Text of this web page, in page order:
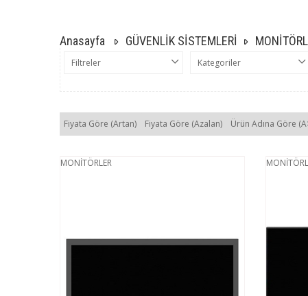
Anasayfa GÜVENLİK SİSTEMLERİ
Filtreler Kategoriler
Fiyata Göre (Artan) Fiyata Göre (Azalan) Ürün Adına Göre
MONİTÖRLER